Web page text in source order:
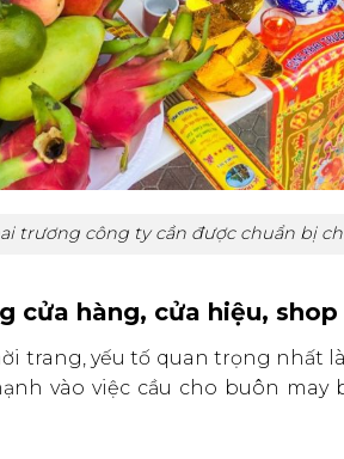
trương công ty cần được chuẩn bị
cửa hàng, cửa hiệu, shop
trang, yếu tố quan trọng nhất
vào việc cầu cho buôn may